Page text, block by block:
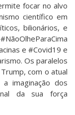
focar no alvo
científico em
bilionários, e
e #Covid19 e
Os paralelos
com o atual
imaginação dos
da sua força